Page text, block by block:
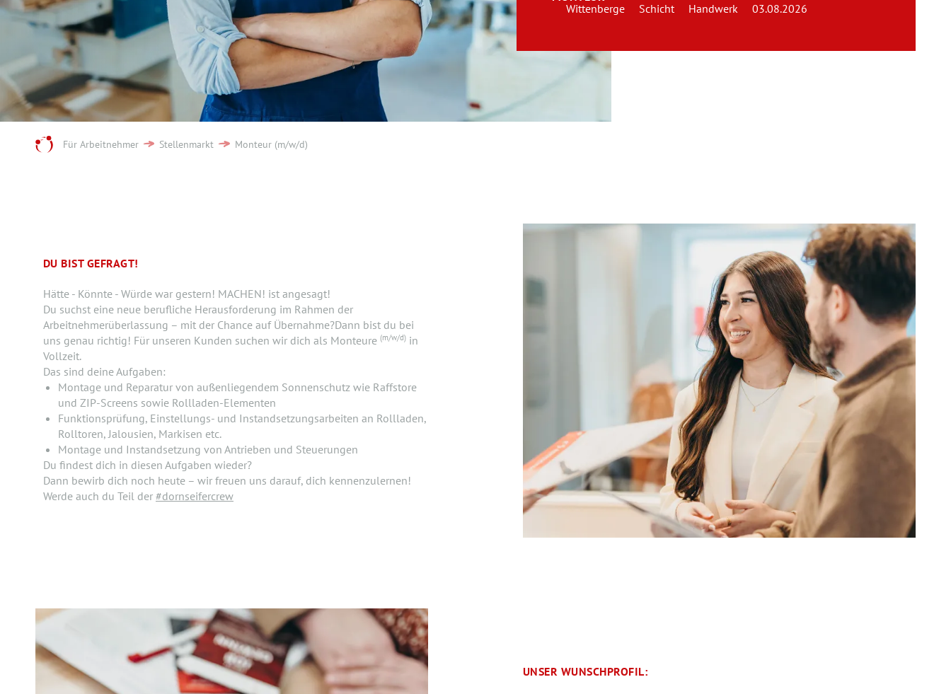
Wittenberge Schicht Handwerk 03.08.2026
Für Arbeitnehmer Stellenmarkt Monteur (m/w/d)
DU BIST GEFRAGT!
Hätte - Könnte - Würde war gestern! MACHEN! ist angesagt!
Du suchst eine neue berufliche Herausforderung im Rahmen der
Arbeitnehmerüberlassung – mit der Chance auf Übernahme?Dann bist du bei
uns genau richtig! Für unseren Kunden suchen wir dich als Monteure (m/w/d) in
Vollzeit.
Das sind deine Aufgaben:
Montage und Reparatur von außenliegendem Sonnenschutz wie Raffstore
und ZIP-Screens sowie Rollladen-Elementen
Funktionsprüfung, Einstellungs- und Instandsetzungsarbeiten an Rollladen,
Rolltoren, Jalousien, Markisen etc.
Montage und Instandsetzung von Antrieben und Steuerungen
Du findest dich in diesen Aufgaben wieder?
Dann bewirb dich noch heute – wir freuen uns darauf, dich kennenzulernen!
Werde auch du Teil der #dornseifercrew
UNSER WUNSCHPROFIL:
Team
Kontakt